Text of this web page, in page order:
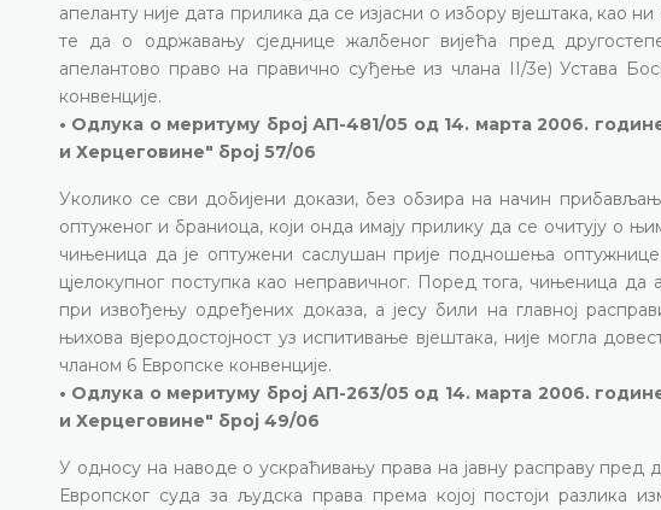
апеланту није дата прилика да се изјасни о избору вјештака, као
те да о одржавању сједнице жалбеног вијећа пред
апелантово право на правично суђење из члана II/3е) Устава
конвенције.
• Одлука о меритуму број АП-481/05 од 14. марта 2006.
и Херцеговине" број 57/06
Уколико се сви добијени докази, без обзира на начин
оптуженог и браниоца, који онда имају прилику да се очитују о
чињеница да је оптужени саслушан прије подношења
цјелокупног поступка као неправичног. Поред тога, чињеница да
при извођењу одређених доказа, а јесу били на главној
њихова вјеродостојност уз испитивање вјештака, није могла
чланом 6 Европске конвенције.
• Одлука о меритуму број АП-263/05 од 14. марта 2006.
и Херцеговине" број 49/06
У односу на наводе о ускраћивању права на јавну расправу пред
Европског суда за људска права према којој постоји разлика